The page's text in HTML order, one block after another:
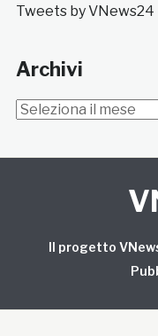
Tweets by VNews24
Archivi
Archivi
Il progetto